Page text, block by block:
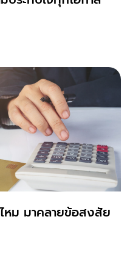
หม มาคลายข้อสงสัย